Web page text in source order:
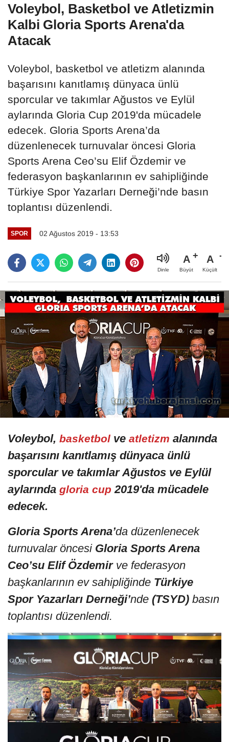
Voleybol, Basketbol ve Atletizmin
Kalbi Gloria Sports Arena'da
Atacak
Voleybol, basketbol ve atletizm alanında
başarısını kanıtlamış dünyaca ünlü
sporcular ve takımlar Ağustos ve Eylül
aylarında Gloria Cup 2019'da mücadele
edecek. Gloria Sports Arena’da
düzenlenecek turnuvalar öncesi Gloria
Sports Arena Ceo’su Elif Özdemir ve
federasyon başkanlarının ev sahipliğinde
Türkiye Spor Yazarları Derneği’nde basın
toplantısı düzenlendi.
SPOR 02 Ağustos 2019 - 13:53
Dinle
A
Büyüt
A
Küçült
Voleybol, basketbol ve atletizm alanında
başarısını kanıtlamış dünyaca ünlü
sporcular ve takımlar Ağustos ve Eylül
aylarında gloria cup 2019'da mücadele
edecek.
Gloria Sports Arena’da düzenlenecek
turnuvalar öncesi Gloria Sports Arena
Ceo’su Elif Özdemirve federasyon
başkanlarının ev sahipliğinde Türkiye
Spor Yazarları Derneği’nde (TSYD) basın
toplantısı düzenlendi.